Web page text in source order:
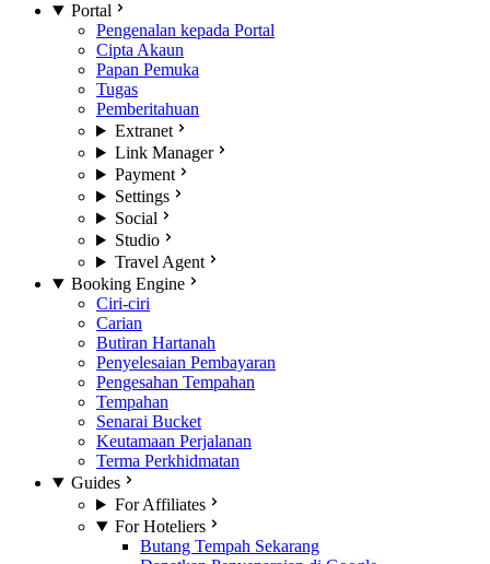
Portal
Pengenalan kepada Portal
Cipta Akaun
Papan Pemuka
Tugas
Pemberitahuan
Extranet
Link Manager
Payment
Settings
Social
Studio
Travel Agent
Booking Engine
Ciri-ciri
Carian
Butiran Hartanah
Penyelesaian Pembayaran
Pengesahan Tempahan
Tempahan
Senarai Bucket
Keutamaan Perjalanan
Terma Perkhidmatan
Guides
For Affiliates
For Hoteliers
Butang Tempah Sekarang